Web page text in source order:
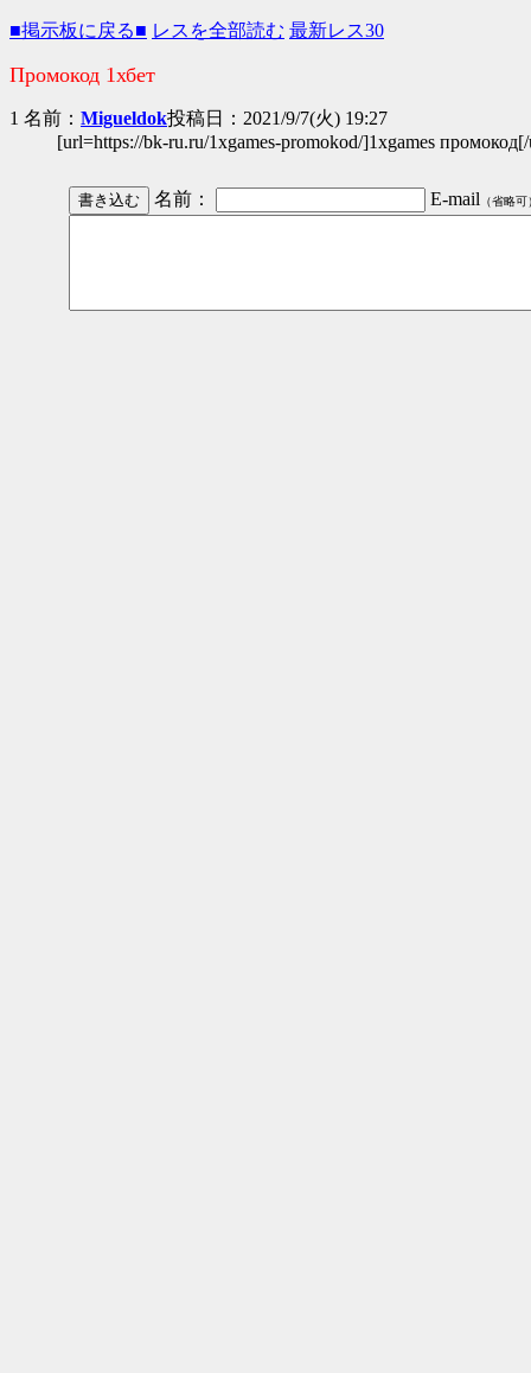
■掲示板に戻る■ レスを全部読む 最新レス30
Промокод 1хбет
1 名前： Migueldok投稿日：2021/9/7(火) 19:27
[url=https://bk-ru.ru/1xgames-promokod/]1xgames
名前： E-mail （省略可